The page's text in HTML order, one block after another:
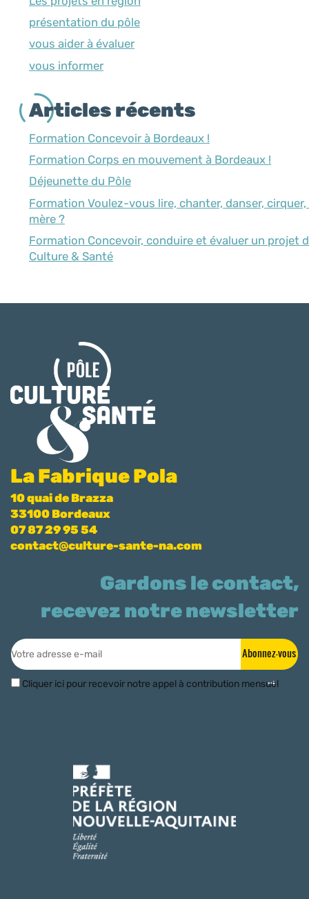
présentation du pôle
vous aider à évaluer
vous informer
Articles récents
Formation Concevoir à Bordeaux !
Formation Corps en mouvement à Bordeaux !
Déjeunette du Pôle
Formation Voulez-vous lire, chanter, danser,
mère ?
Formation Concevoir, conduire et évaluer un projet
Culture & Santé
La Fabrique Pola
10 quai de Brazza
33100 Bordeaux
07 87 29 95 54
contact@culture-sante-na.com
Gardons le contact,
recevez notre newsletter
Abonnez-vous
Cliquer ici pour recevoir notre appel à contribution mensuel